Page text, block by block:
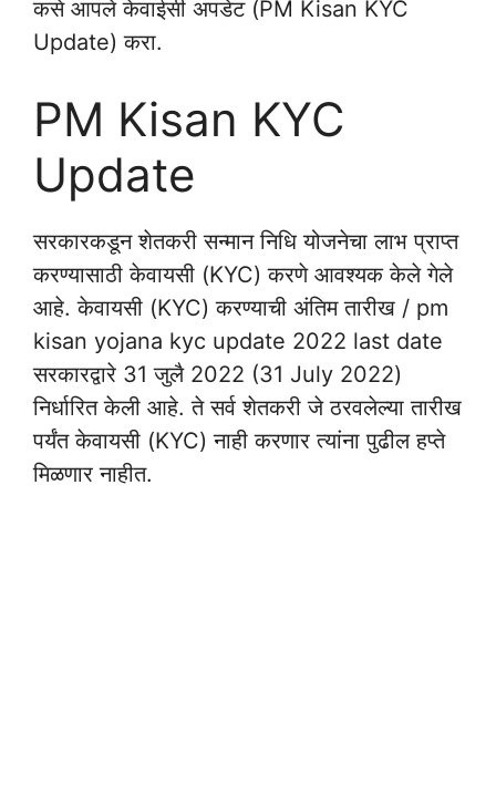
कसे आपले केवाईसी अपडेट (PM Kisan KYC
Update) करा.
PM Kisan KYC
Update
सरकारकडून शेतकरी सन्मान निधि योजनेचा लाभ प्राप्त
करण्यासाठी केवायसी (KYC) करणे आवश्यक केले गेले
आहे. केवायसी (KYC) करण्‍याची अंतिम तारीख / pm
kisan yojana kyc update 2022 last date
सरकारद्वारे 31 जुलै 2022 (31 July 2022)
निर्धारित केली आहे. ते सर्व शेतकरी जे ठरवलेल्या तारीख
पर्यंत केवायसी (KYC) नाही करणार त्यांना पुढील हप्ते
मिळणार नाहीत.